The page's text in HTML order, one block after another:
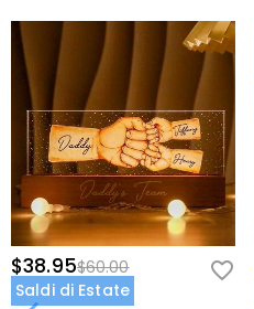
$38.95$60.00
Saldi di Estate